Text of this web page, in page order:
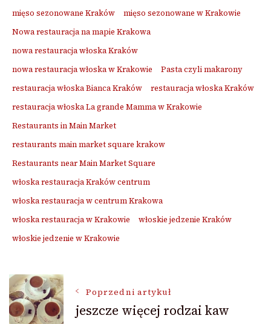
mięso sezonowane Kraków
mięso sezonowane w Krakowie
Nowa restauracja na mapie Krakowa
nowa restauracja włoska Kraków
nowa restauracja włoska w Krakowie
Pasta czyli makarony
restauracja włoska Bianca Kraków
restauracja włoska Kraków
restauracja włoska La grande Mamma w Krakowie
Restaurants in Main Market
restaurants main market square krakow
Restaurants near Main Market Square
włoska restauracja Kraków centrum
włoska restauracja w centrum Krakowa
włoska restauracja w Krakowie
włoskie jedzenie Kraków
włoskie jedzenie w Krakowie
NawigacjaPoprzedni artykuł
jeszcze więcej rodzai kaw